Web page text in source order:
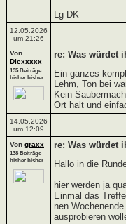
Lg DK
12.05.2026
um 21:26
Von
Diexxxxx
135 Beiträge
bisher bisher
re: Was würdet
Ein ganzes
Lehm, Ton bei
Kein
Ort halt und
14.05.2026
um 12:09
Von graxx
138 Beiträge
bisher bisher
re: Was würdet
Hallo in die
hier werden ja
Einmal das
nen
ausprobieren